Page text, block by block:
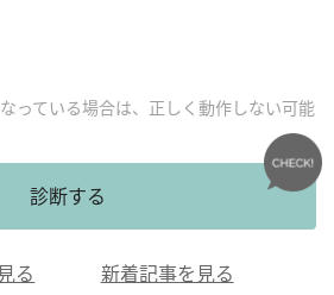
っている場合は、正しく動作しない可能
診断する
る 新着記事を見る